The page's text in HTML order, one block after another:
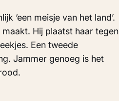
‘een meisje van het land’.
Hij plaatst haar tegen
Een tweede
Jammer genoeg is het